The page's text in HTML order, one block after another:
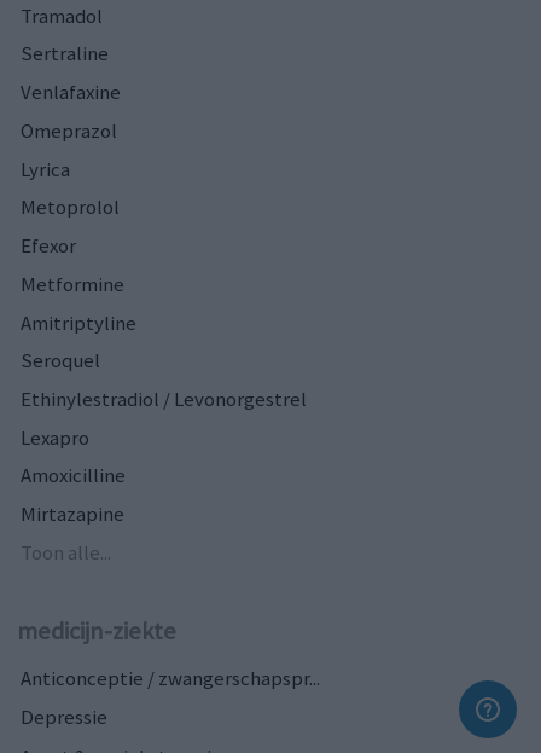
Tramadol
Sertraline
Venlafaxine
Omeprazol
Lyrica
Metoprolol
Efexor
Metformine
Amitriptyline
Seroquel
Ethinylestradiol / Levonorgestrel
Lexapro
Amoxicilline
Mirtazapine
Toon alle...
medicijn-ziekte
Anticonceptie / zwangerschapspr...
Depressie